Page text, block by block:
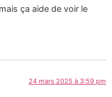
ça aide de voir le
24 mars 2025 à 3:59 pm